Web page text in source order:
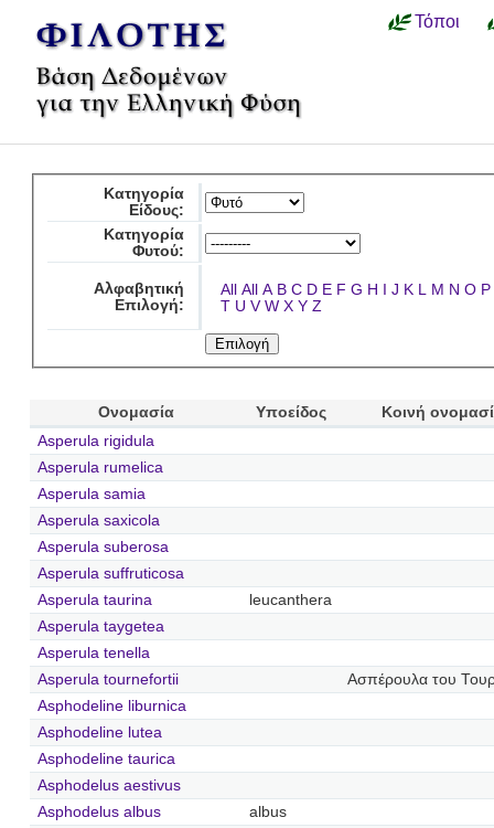
Τόποι
Κατηγορία
Είδους:
Κατηγορία
Φυτού:
Αλφαβητική
Επιλογή:
All All A B C D E F G H I J K L M N O P
T U V W X Y Z
Ονομασία Υποείδος
Κοινή
Asperula rigidula
Asperula rumelica
Asperula samia
Asperula saxicola
Asperula suberosa
Asperula suffruticosa
Asperula taurina
leucanthera
Asperula taygetea
Asperula tenella
Asperula tournefortii
Ασπέρουλα του
Asphodeline liburnica
Asphodeline lutea
Asphodeline taurica
Asphodelus aestivus
Asphodelus albus
albus